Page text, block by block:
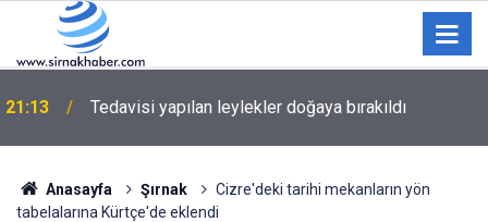
21:13 Tedavisi yapılan leylekler doğaya bırakıldı
Anasayfa Şırnak
Cizre'deki tarihi mekanların yön
tabelalarına Kürtçe'de eklendi